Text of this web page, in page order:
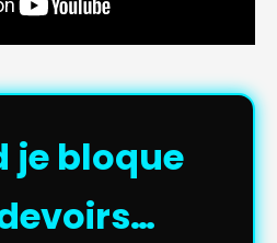
je bloque